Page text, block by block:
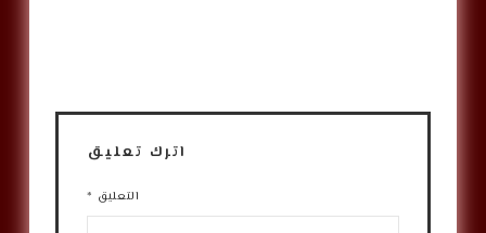
اترك تعليق
التعليق *